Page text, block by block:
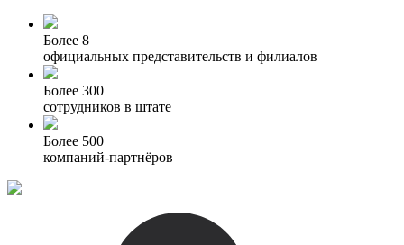
Более 8
официальных представительств и филиалов
Более 300
сотрудников в штате
Более 500
компаний-партнёров